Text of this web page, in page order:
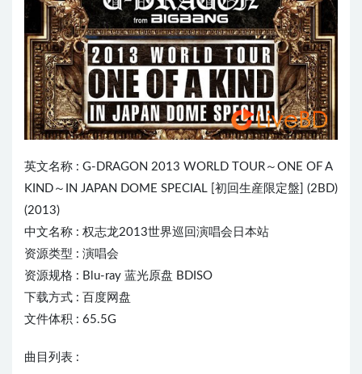
英文名称 : G-DRAGON 2013 WORLD TOUR～ONE OF A
KIND～IN JAPAN DOME SPEC IAL [初回生産限定盤] (2BD)
(2013)
中文名称 : 权志龙2013世界巡回演唱会日本站
资源类型 : 演唱会
资源规格 : Blu-ray 蓝光原盘 BDISO
下载方式 : 百度网盘
文件体积 : 65.5G
曲目列表 :